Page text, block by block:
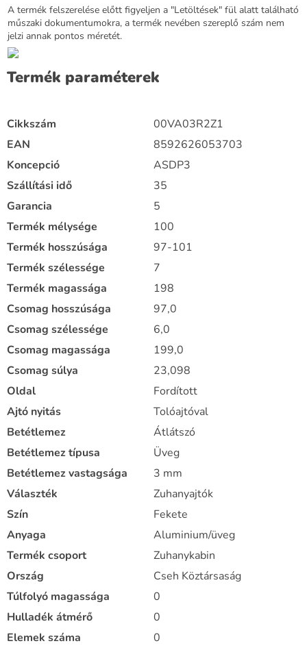
A termék felszerelése előtt figyeljen a "Letöltések" fül alatt található
műszaki dokumentumokra, a termék nevében szereplő szám nem
jelzi annak pontos méretét.
Termék paraméterek
Cikkszám
00VA03R2Z1
EAN
8592626053703
Koncepció
ASDP3
Szállítási idő
35
Garancia
5
Termék mélysége
100
Termék hosszúsága
97-101
Termék szélessége
7
Termék magassága
198
Csomag hosszúsága
97,0
Csomag szélessége
6,0
Csomag magassága
199,0
Csomag súlya
23,098
Oldal
Fordított
Ajtó nyitás
Tolóajtóval
Betétlemez
Átlátszó
Betétlemez típusa
Üveg
Betétlemez vastagsága
3 mm
Választék
Zuhanyajtók
Szín
Fekete
Anyaga
Aluminium/üveg
Termék csoport
Zuhanykabin
Ország
Cseh Köztársaság
Túlfolyó magassága
0
Hulladék átmérő
0
Elemek száma
0